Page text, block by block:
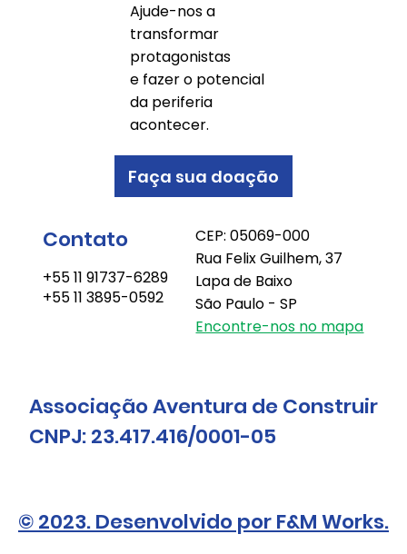
Ajude-nos a
transformar
protagonistas
e fazer o potencial
da periferia
acontecer.
Faça sua doação
Contato
+55 11 91737-6289
+55 11 3895-0592
CEP: 05069-000
Rua Felix Guilhem, 37
Lapa de Baixo
São Paulo - SP
Encontre-nos no mapa
© 2023. Desenvolvido por F&M Works.
Associação Aventura de Construir
CNPJ: 23.417.416/0001-05